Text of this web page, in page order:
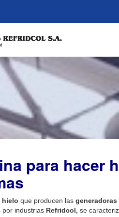
para hacer
hielo que producen las generadoras
por industrias Refridcol, se